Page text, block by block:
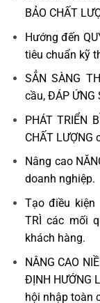
BẢO CHẤT
Hướng đến
tiêu chuẩn kỹ
SẲN SÀNG
cầu, ĐÁP ỨNG
PHÁT TRIỂN
CHẤT LƯỢNG
Nâng cao
doanh nghiệp.
Tạo điều kiện
TRÌ các mối
khách hàng.
NÂNG CAO
ĐỊNH HƯỚNG
hội nhập toàn